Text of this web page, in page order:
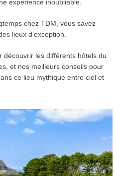
expérience inoubliable.
chez TDM, vous savez
lieux d’exception.
découvrir les différents hôtels du
et nos meilleurs conseils pour
ce lieu mythique entre ciel et